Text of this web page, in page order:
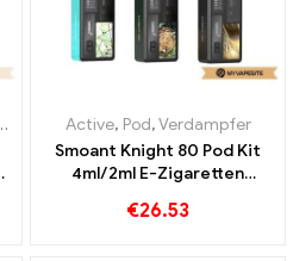
VerdampferActive, Pod,Verdampfer
Smoant Knight 80 Pod Kit
4ml/2ml E-Zigaretten
€26.53